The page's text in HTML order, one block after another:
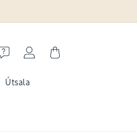
Útsala
inn
Karfa